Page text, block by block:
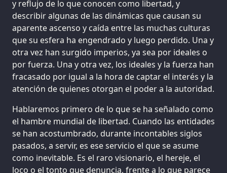
y reflujo de lo que conocen como libertad, y
describir algunas de las dinámicas que causan su
aparente ascenso y caída entre las muchas culturas
que su esfera ha engendrado y luego perdido. Una y
otra vez han surgido imperios, ya sea por ideales o
por fuerza. Una y otra vez, los ideales y la fuerza han
fracasado por igual a la hora de captar el interés y la
atención de quienes otorgan el poder a la autoridad.
Hablaremos primero de lo que se ha señalado como
el hambre mundial de libertad. Cuando las entidades
se han acostumbrado, durante incontables siglos
pasados, a servir, es ese servicio el que se asume
como inevitable. Es el raro visionario, el hereje, el
loco o el tonto que denuncia, frente a lo que parece